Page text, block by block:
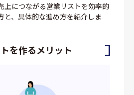
上につながる営業リストを効率的
と、具体的な進め方を紹介しま
を作るメリット